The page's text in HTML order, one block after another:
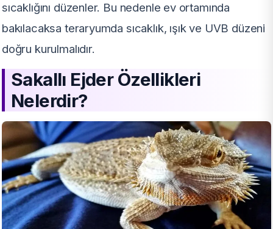
sıcaklığını düzenler. Bu nedenle ev ortamında
bakılacaksa teraryumda sıcaklık, ışık ve UVB düzeni
doğru kurulmalıdır.
Sakallı Ejder Özellikleri
Nelerdir?